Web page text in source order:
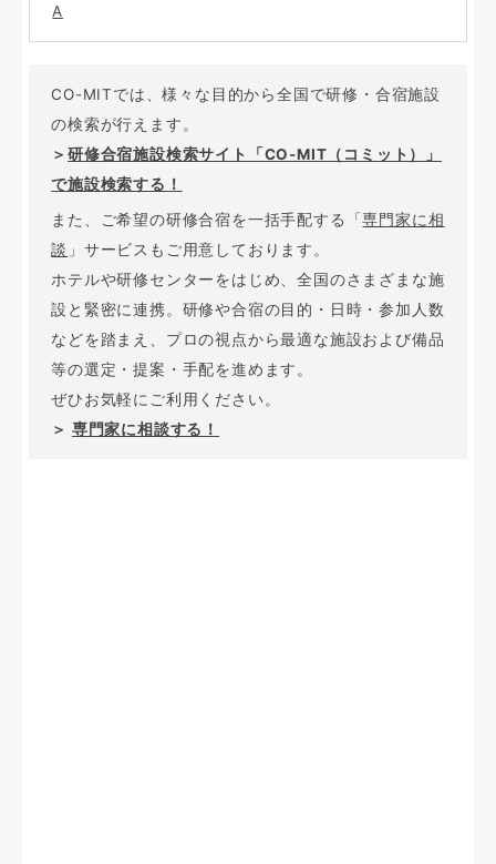
A
CO-MITでは、様々な目的から全国で研修・合宿施設
の検索が行えます。
＞研修合宿施設検索サイト「CO-MIT（コミット）」
で施設検索する！
また、ご希望の研修合宿を一括手配する「専門家に相
談 」サービスもご用意しております。
ホテルや研修センターをはじめ、全国のさまざまな施
設と緊密に連携。研修や合宿の目的・日時・参加人数
などを踏まえ、プロの視点から最適な施設および備品
等の選定・提案・手配を進めます。
ぜひお気軽にご利用ください。
＞ 専門家に相談する！